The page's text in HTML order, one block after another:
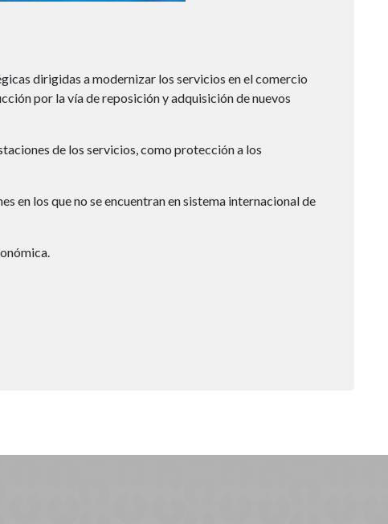
dirigidas a modernizar los servicios en el comercio
por la vía de reposición y adquisición de nuevos
de los servicios, como protección a los
en los que no se encuentran en sistema internacional de